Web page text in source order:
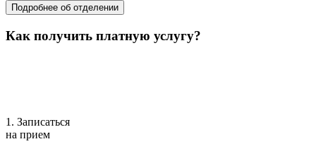
Подробнее об отделении
Как получить платную услугу?
1. Записаться
на прием